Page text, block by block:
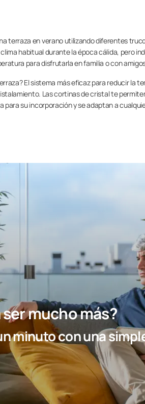
terraza en verano utilizando diferentes
habitual durante la época cálida, pero
para disfrutarla en familia o con
El sistema más eficaz para reducir la
Las cortinas de cristal te
su incorporación y se adaptan a
mucho más?
minuto con una